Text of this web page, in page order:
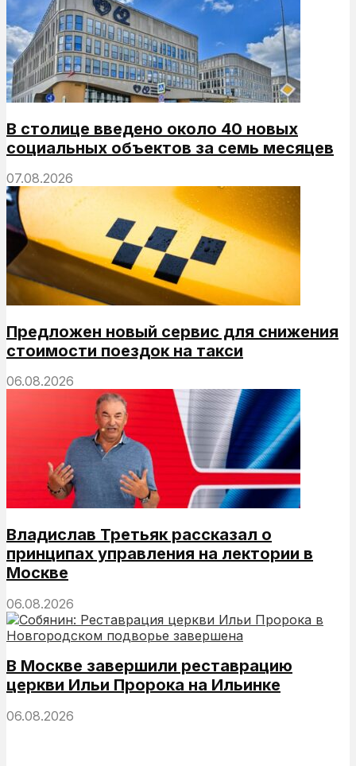
В столице введено около 40 новых
социальных объектов за семь месяцев
07.08.2026
Предложен новый сервис для снижения
стоимости поездок на такси
06.08.2026
Владислав Третьяк рассказал о
принципах управления на лектории в
Москве
06.08.2026
В Москве завершили реставрацию
церкви Ильи Пророка на Ильинке
06.08.2026